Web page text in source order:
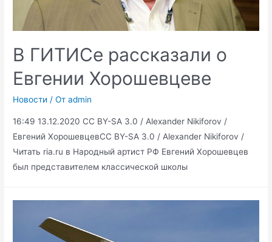
В ГИТИСе рассказали о
Евгении Хорошевцеве
Новости / От admin
16:49 13.12.2020 CC BY-SA 3.0 / Alexander Nikiforov /
Евгений ХорошевцевCC BY-SA 3.0 / Alexander Nikiforov /
Читать ria.ru в Народный артист РФ Евгений Хорошевцев
был представителем классической школы